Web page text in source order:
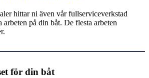
hittar ni även vår fullserviceverkstad
arbeten på din båt. De flesta arbeten
för din båt